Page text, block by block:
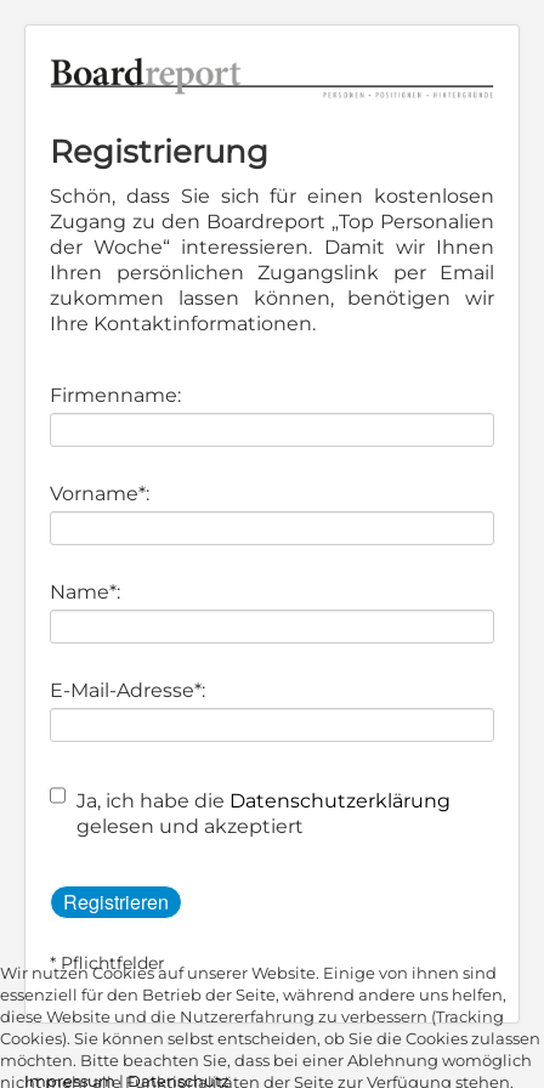
Registrierung
Schön, dass Sie sich für einen kostenlosen
Zugang zu den Boardreport „Top Personalien
der Woche“ interessieren. Damit wir Ihnen
Ihren persönlichen Zugangslink per Email
zukommen lassen können, benötigen wir
Ihre Kontaktinformationen.
Firmenname:
Vorname*:
Name*:
E-Mail-Adresse*:
Ja, ich habe die Datenschutzerklärung
gelesen und akzeptiert
* Pflichtfelder
Impressum|Datenschutz
Wir nutzen Cookies auf unserer Website. Einige von ihnen sind
essenziell für den Betrieb der Seite, während andere uns helfen,
diese Website und die Nutzererfahrung zu verbessern (Tracking
Cookies). Sie können selbst entscheiden, ob Sie die Cookies zulassen
möchten. Bitte beachten Sie, dass bei einer Ablehnung womöglich
nicht mehr alle Funktionalitäten der Seite zur Verfügung stehen.